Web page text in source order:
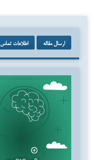
ارسال مقاله اطلاعات تماس